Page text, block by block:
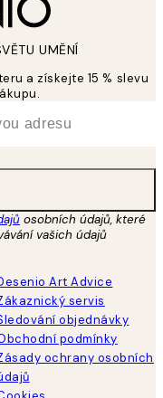
UMĚNÍ
a získejte 15 % slevu
osobních údajů, které
vašich údajů
Art Advice
servis
objednávky
podmínky
ochrany osobních